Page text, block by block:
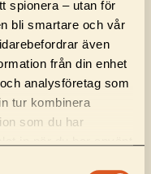
spionera – utan för
bli smartare och vår
även
från din enhet
analysföretag som
tur kombinera
som du har